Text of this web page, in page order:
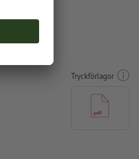
Tryckförlagor